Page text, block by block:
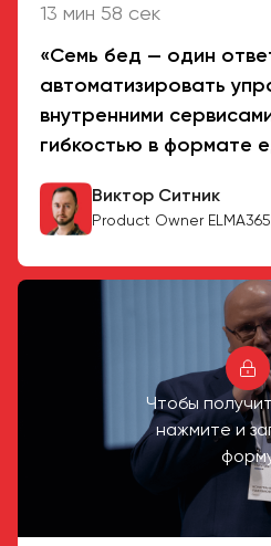
13 мин 58 сек
«Семь бед — один
автоматизировать
внутренними
гибкостью в формате
Виктор Ситник
Product Owner
Чтобы
нажмите и